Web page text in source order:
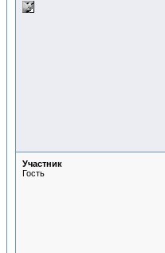
Участник
Гость